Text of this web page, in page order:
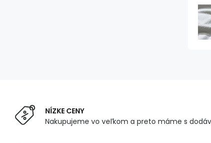
NÍZKE CENY
Nakupujeme vo veľkom a preto máme s